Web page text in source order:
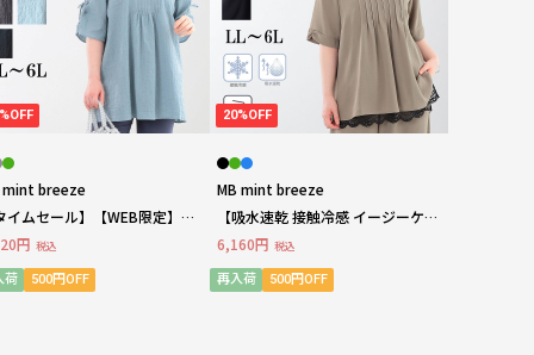
mint breeze
イムセール】【WEB限定】袖
ーリング スリーブ チュニック
ミントブリーズ
円 税込
荷 500円OFF
20%OFF
MB mint breeze
【吸水速乾 接触冷感 イージーケ
ア】フロントタックブラウス
LL/3L/4L/5L/6L MB mint breeze
ミントブリーズ
6,160円 税込
再入荷 500円OFF